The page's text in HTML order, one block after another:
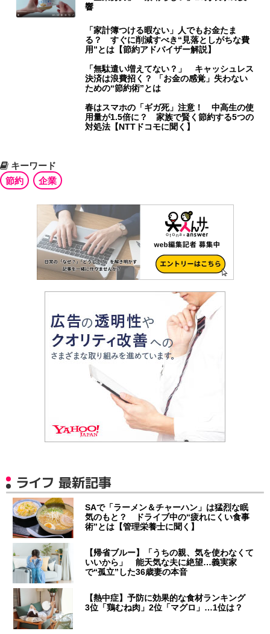
響
「家計簿つける暇ない」人でもお金たま
る？ すぐに削減すべき“見落としがちな費
用”とは【節約アドバイザー解説】
「無駄遣い増えてない？」 キャッシュレス
決済は浪費招く？ 「お金の感覚」失わない
ための“節約術”とは
春はスマホの「ギガ死」注意！ 中高生の使
用量が1.5倍に？ 家族で賢く節約する5つの
対処法【NTTドコモに聞く】
キーワード
節約
企業
ライフ 最新記事
SAで「ラーメン＆チャーハン」は猛烈な眠
気のもと？ ドライブ中の“疲れにくい食事
術”とは【管理栄養士に聞く】
【帰省ブルー】「うちの親、気を使わなくて
いいから」 能天気な夫に絶望…義実家
で“孤立”した36歳妻の本音
【熱中症】予防に効果的な食材ランキング
3位「鶏むね肉」2位「マグロ」…1位は？